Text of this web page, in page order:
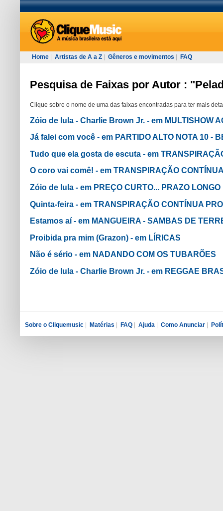
Home Artistas de A a Z Gêneros e movimentos FAQ
Pesquisa de Faixas por Autor :
Clique sobre o nome de uma das faixas encontradas para ter mais
Zóio de lula - Charlie Brown Jr. - em MULTISHOW
Já falei com você - em PARTIDO ALTO NOTA 10 -
Tudo que ela gosta de escuta - em
O coro vai comê! - em TRANSPIRAÇÃO
Zóio de lula - em PREÇO CURTO... PRAZO LONGO
Quinta-feira - em TRANSPIRAÇÃO CONTÍNUA
Estamos aí - em MANGUEIRA - SAMBAS DE
Proibida pra mim (Grazon) - em LÍRICAS
Não é sério - em NADANDO COM OS TUBARÕES
Zóio de lula - Charlie Brown Jr. - em REGGAE
Sobre o Cliquemusic Matérias FAQ Ajuda Como Anunciar